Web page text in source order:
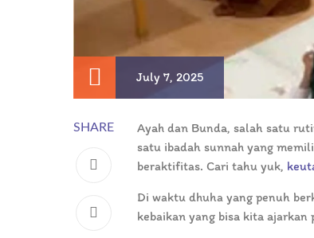
July 7, 2025
SHARE
Ayah dan Bunda, salah satu
satu ibadah sunnah yang
beraktifitas. Cari tahu yuk,
Di waktu dhuha yang penuh
kebaikan yang bisa kita